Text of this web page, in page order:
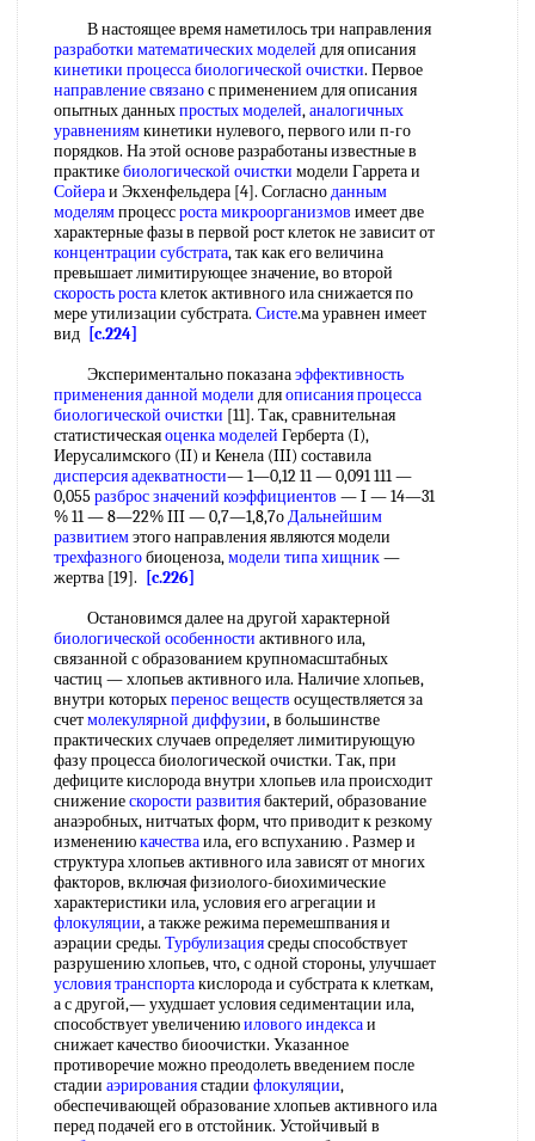
В настоящее время наметилось три направления
разработки математических моделей для описания
кинетики процессабиологической очистки. Первое
направление связанос применением для описания
опытных данныхпростых моделей,аналогичных
уравнениямкинетики нулевого, первого или п-го
порядков. На этой основе разработаны известные в
практикебиологической очистки модели Гаррета и
Сойераи Экхенфельдера [4]. Согласноданным
моделямпроцессроста микроорганизмов имеет две
характерные фазы в первой рост клеток не зависит от
концентрации субстрата, так как его величина
превышает лимитирующее значение, во второй
скорость ростаклеток активного ила снижается по
мере утилизации субстрата. Систе.ма уравнен имеет
вид [c.224]
Экспериментально показанаэффективность
примененияданной модели дляописания процесса
биологической очистки [11]. Так, сравнительная
статистическаяоценка моделей Герберта (I),
Иерусалимского (II) и Кенела (III) составила
дисперсия адекватности— 1—0,12 11 — 0,091 111 —
0,055 разбросзначений коэффициентов — I — 14—31
% 11 — 8—22% III — 0,7—1,8,7оДальнейшим
развитиемэтого направления являются модели
трехфазногобиоценоза,модели типахищник—
жертва [19].
[c.226]
Остановимся далее на другой характерной
биологической особенности активного ила,
связанной с образованием крупномасштабных
частиц — хлопьев активного ила. Наличие хлопьев,
внутри которыхперенос веществ осуществляется за
счетмолекулярной диффузии, в большинстве
практических случаев определяет лимитирующую
фазу процесса биологической очистки. Так, при
дефиците кислорода внутри хлопьев ила происходит
снижениескорости развитиябактерий, образование
анаэробных, нитчатых форм, что приводит к резкому
изменениюкачестваила, его вспуханию . Размер и
структура хлопьев активного ила зависят от многих
факторов, включая физиолого-биохимические
характеристики ила, условия его агрегации и
флокуляции, а также режима перемешпвания и
аэрации среды. Турбулизациясреды способствует
разрушению хлопьев, что, с одной стороны, улучшает
условия транспортакислорода и субстрата к клеткам,
а с другой,— ухудшает условия седиментации ила,
способствует увеличениюилового индексаи
снижает качество биоочистки. Указанное
противоречие можно преодолеть введением после
стадии аэрированиястадии флокуляции,
обеспечивающей образование хлопьев активного ила
перед подачей его в отстойник. Устойчивый в